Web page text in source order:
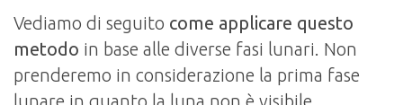
Vediamo di seguito come applicare questo
metodo in base alle diverse fasi lunari. Non
prenderemo in considerazione la prima fase